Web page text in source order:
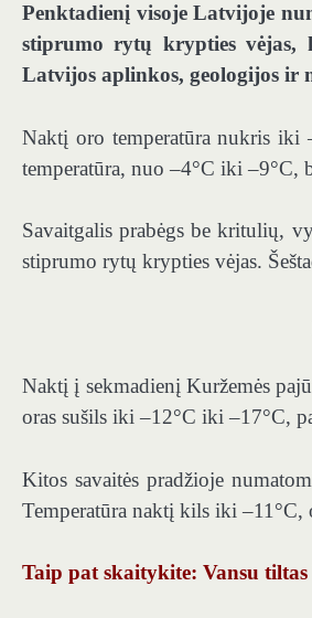
Penktadienį visoje Latvijoje
stiprumo rytų krypties vėjas,
Latvijos aplinkos, geologijos ir
Naktį oro temperatūra nukris iki
temperatūra, nuo –4°C iki –9°C,
Savaitgalis prabėgs be kritulių,
stiprumo rytų krypties vėjas.
Naktį į sekmadienį Kuržemės
oras sušils iki –12°C iki –17°C,
Kitos savaitės pradžioje
Temperatūra naktį kils iki –11°C,
Taip pat skaitykite: Vansu